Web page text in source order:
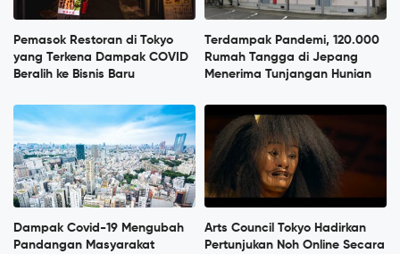
Pemasok Restoran di Tokyo
yang Terkena Dampak COVID
Beralih ke Bisnis Baru
Terdampak Pandemi, 120.000
Rumah Tangga di Jepang
Menerima Tunjangan Hunian
Dampak Covid-19 Mengubah
Pandangan Masyarakat
Arts Council Tokyo Hadirkan
Pertunjukan Noh Online Secara